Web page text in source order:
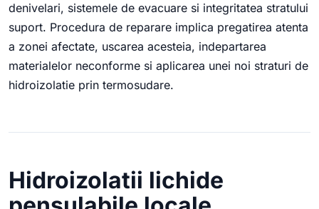
denivelari, sistemele de evacuare si integritatea stratului
suport. Procedura de reparare implica pregatirea atenta
a zonei afectate, uscarea acesteia, indepartarea
materialelor neconforme si aplicarea unei noi straturi de
hidroizolatie prin termosudare.
Hidroizolatii lichide